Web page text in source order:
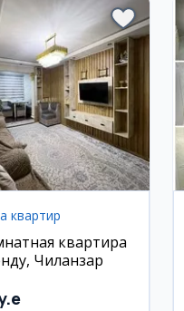
квартир
квартира
Чиланзар